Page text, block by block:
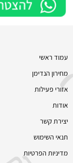
עמוד ראשי
מחירון הנדימן
אזורי פעילות
אודות
יצירת קשר
תנאי השימוש
מדיניות הפרטיות